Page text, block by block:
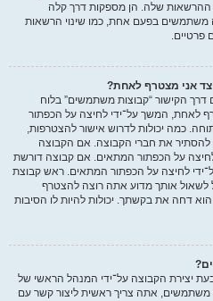
ההרשאות שלה. הן מספקות דרך קלה
משתמשים בפעם אחת, כמו שינוי הרשאות
פרטיים.
אני מצטרף לאחת?
הקישור “קבוצות משתמשים” בלוח
המשך על־ידי לחיצה על הכפתור
כמה יכולות לדרוש אישור להצטרפות,
להסתיר את חברי הקבוצה. אם הקבוצה
על הכפתור המתאים. אם קבוצה דורשת
לחיצה על הכפתור המתאים. ראש קבוצת
אותך מדוע אתה רוצה להצטרף
דחה את בקשתך. יכולות להיות לו הסיבות
יצירת הקבוצה על־ידי המנהל הראשי של
משתמשים, אתה צריך ראשית ליצור קשר עם